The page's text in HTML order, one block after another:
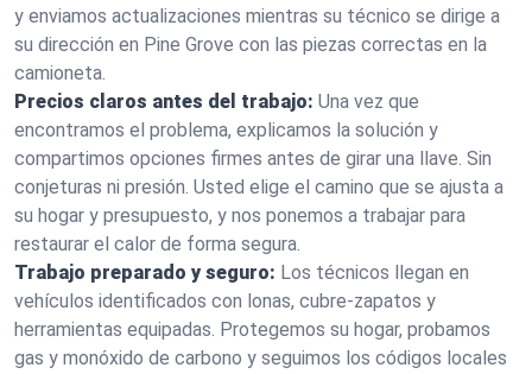
y enviamos actualizaciones mientras su técnico se dirige a
su dirección en Pine Grove con las piezas correctas en la
camioneta.
Precios claros antes del trabajo: Una vez que
encontramos el problema, explicamos la solución y
compartimos opciones firmes antes de girar una llave. Sin
conjeturas ni presión. Usted elige el camino que se ajusta a
su hogar y presupuesto, y nos ponemos a trabajar para
restaurar el calor de forma segura.
Trabajo preparado y seguro: Los técnicos llegan en
vehículos identificados con lonas, cubre-zapatos y
herramientas equipadas. Protegemos su hogar, probamos
gas y monóxido de carbono y seguimos los códigos locales